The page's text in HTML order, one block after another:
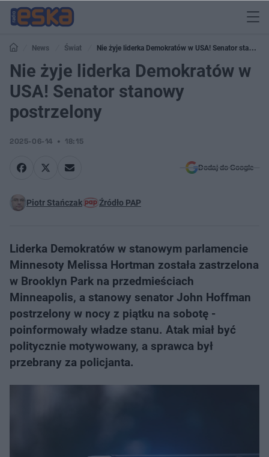
News Świat
Nie żyje liderka Demokratów w USA! Senator stanowy
postrzelony
Nie żyje liderka Demokratów w
USA! Senator stanowy
postrzelony
2025-06-14 18:15
Dodaj do Google
Piotr Stańczak Źródło PAP
Liderka Demokratów w stanowym parlamencie
Minnesoty Melissa Hortman została zastrzelona
w Brooklyn Park na przedmieściach
Minneapolis, a stanowy senator John Hoffman
postrzelony w nocy z piątku na sobotę -
poinformowały władze stanu. Atak miał być
politycznie motywowany, a sprawca był
przebrany za policjanta.